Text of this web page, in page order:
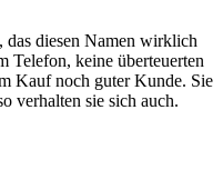
diesen Namen wirklich
Telefon, keine überteuerten
Kauf noch guter Kunde. Sie
verhalten sie sich auch.